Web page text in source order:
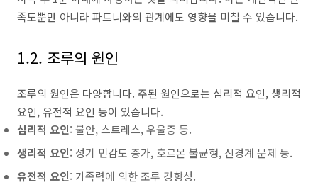
족도뿐만 아니라 파트너와의 관계에도 영향을 미칠 수 있습니다.
1.2. 조루의 원인
조루의 원인은 다양합니다. 주된 원인으로는 심리적 요인, 생리적
요인, 유전적 요인 등이 있습니다.
심리적 요인: 불안, 스트레스, 우울증 등.
생리적 요인: 성기 민감도 증가, 호르몬 불균형, 신경계 문제 등.
유전적 요인: 가족력에 의한 조루 경향성.